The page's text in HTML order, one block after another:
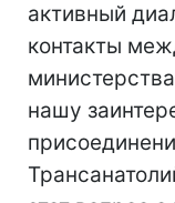
активный
контакты
нашу